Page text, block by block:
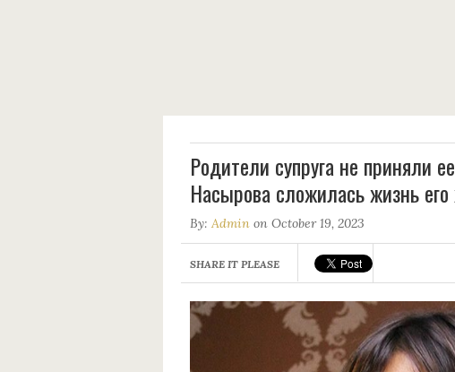
Родители супруга не приняли
Насырова сложилась жизнь
By: Admin on October 19, 2023
SHARE IT PLEASE